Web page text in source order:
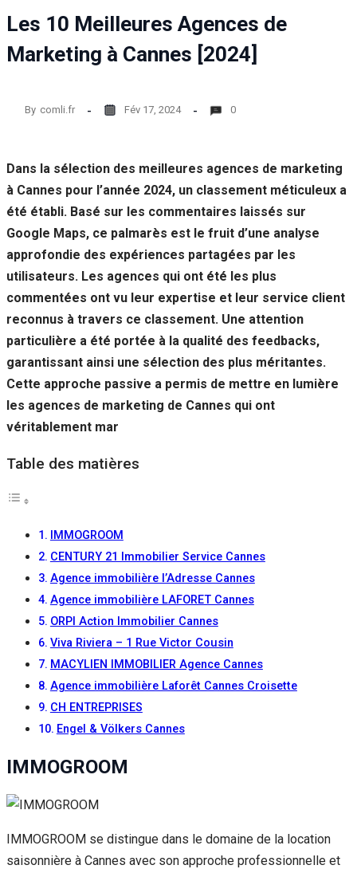
Les 10 Meilleures Agences de
Marketing à Cannes [2024]
By comli.fr Fév 17, 2024 0
Dans la sélection des meilleures agences de marketing
à Cannes pour l’année 2024, un classement méticuleux a
été établi. Basé sur les commentaires laissés sur
Google Maps, ce palmarès est le fruit d’une analyse
approfondie des expériences partagées par les
utilisateurs. Les agences qui ont été les plus
commentées ont vu leur expertise et leur service client
reconnus à travers ce classement. Une attention
particulière a été portée à la qualité des feedbacks,
garantissant ainsi une sélection des plus méritantes.
Cette approche passive a permis de mettre en lumière
les agences de marketing de Cannes qui ont
véritablement mar
Table des matières
IMMOGROOM
CENTURY 21 Immobilier Service Cannes
Agence immobilière l’Adresse Cannes
Agence immobilière LAFORET Cannes
ORPI Action Immobilier Cannes
Viva Riviera – 1 Rue Victor Cousin
MACYLIEN IMMOBILIER Agence Cannes
Agence immobilière Laforêt Cannes Croisette
CH ENTREPRISES
Engel & Völkers Cannes
IMMOGROOM
IMMOGROOM se distingue dans le domaine de la location
saisonnière à Cannes avec son approche professionnelle et
de la façon
dont le site
Web est
utilisé.
Experience
aussi bien que
possible lors
de votre visite.
Si vous
refusez ces
cookies,
fonctionnalités
disparaîtront
du site Web.
Marketing
En partageant
votre
comportement
visitez notre
site, vous
chances de
contenu et des
personnalisés.